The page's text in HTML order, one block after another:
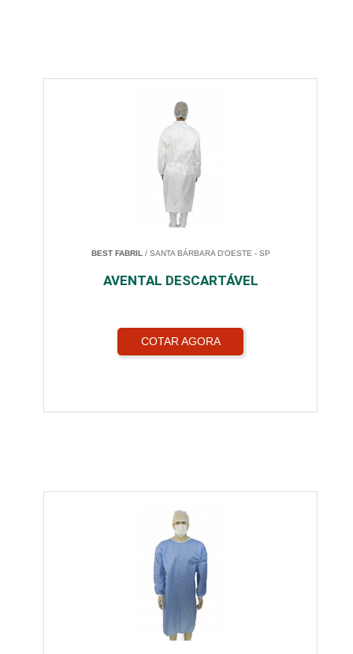
BEST FABRIL / SANTA BÁRBARA D'OESTE - SP
AVENTAL DESCARTÁVEL
COTAR AGORA